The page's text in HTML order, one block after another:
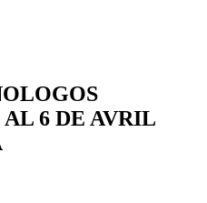
AL 6 DE AVRIL